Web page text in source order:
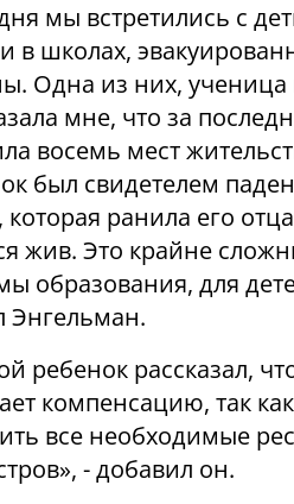
мы встретились с
в школах,
Одна из них, ученица
мне, что за
восемь мест
был свидетелем
которая ранила его
жив. Это крайне
образования, для
Энгельман.
ребенок рассказал,
компенсацию, так
все необходимые
- добавил он.